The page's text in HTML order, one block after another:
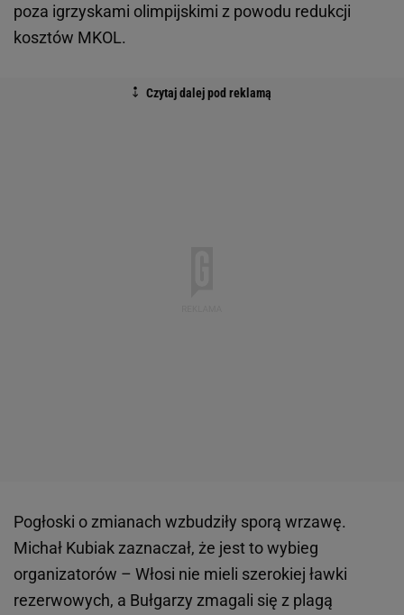
poza igrzyskami olimpijskimi z powodu redukcji
kosztów MKOL.
Pogłoski o zmianach wzbudziły sporą wrzawę.
Michał Kubiak zaznaczał, że jest to wybieg
organizatorów – Włosi nie mieli szerokiej ławki
rezerwowych, a Bułgarzy zmagali się z plagą